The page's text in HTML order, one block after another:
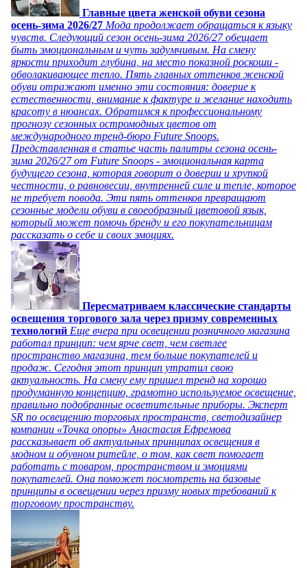
Главные цвета женской обуви сезона
осень-зима 2026/27 Мода продолжает обращаться к языку
чувств. Следующий сезон осень-зима 2026/27 обещает
быть эмоциональным и чуть задумчивым. На смену
яркости приходит глубина, на место показной роскоши -
обволакивающее тепло. Пять главных оттенков женской
обуви отражают именно эти состояния: доверие к
естественности, внимание к фактуре и желание находить
красоту в нюансах. Обратимся к профессиональному
прогнозу сезонных остромодных цветов от
международного тренд-бюро Future Snoops.
Представленная в статье часть палитры сезона осень-
зима 2026/27 от Future Snoops - эмоциональная карта
будущего сезона, которая говорит о доверии и хрупкой
честности, о равновесии, внутренней силе и тепле, которое
не требует повода. Эти пять оттенков превращают
сезонные модели обуви в своеобразный цветовой язык,
который может помочь бренду и его покупательницам
рассказать о себе и своих эмоциях.
Пересматриваем классические стандарты
освещения торгового зала через призму современных
технологий Еще вчера при освещении розничного магазина
работал принцип: чем ярче свет, чем светлее
пространство магазина, тем больше покупателей и
продаж. Сегодня этот принцип утратил свою
актуальность. На смену ему пришел тренд на хорошо
продуманную концепцию, грамотно используемое освещение,
правильно подобранные осветительные приборы. Эксперт
SR по освещению торговых пространств, светодизайнер
компании «Точка опоры» Анастасия Ефремова
рассказывает об актуальных принципах освещения в
модном и обувном ритейле, о том, как свет помогает
работать с товаром, пространством и эмоциями
покупателей. Она поможет посмотреть на базовые
принципы в освещении через призму новых требований к
торговому пространству.